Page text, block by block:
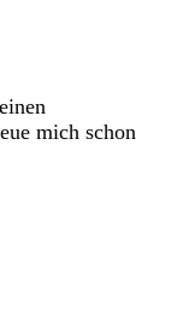
mich schon